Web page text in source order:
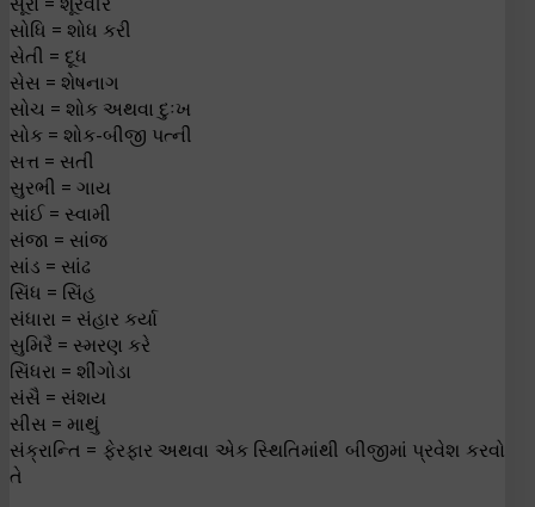
સોધિ = શોધ કરી
સેતી = દૂધ
સેસ = શેષનાગ
સોચ = શોક અથવા દુઃખ
સોક = શોક-બીજી પત્ની
સત્ત = સતી
સુરભી = ગાય
સાંઈ = સ્વામી
સંજા = સાંજ
સાંડ = સાંઢ
સિંધ = સિંહ
સંધારા = સંહાર કર્યા
સુમિરૈ = સ્મરણ કરે
સિંધરા = શીંગોડા
સંસૈ = સંશય
સીસ = માથું
સંક્રાન્તિ = ફેરફાર અથવા એક સ્થિતિમાંથી બીજીમાં પ્રવેશ કરવો
તે